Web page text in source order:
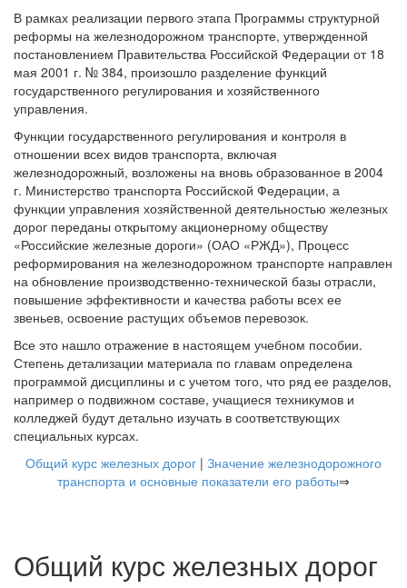
В рамках реализации первого этапа Программы структурной
реформы на железнодорожном транспорте, утвержденной
постановлением Правительства Российской Федерации от 18
мая 2001 г. № 384, произошло разделение функций
государственного регулирования и хозяйственного
управления.
Функции государственного регулирования и контроля в
отношении всех видов транспорта, включая
железнодорожный, возложены на вновь образованное в 2004
г. Министерство транспорта Российской Федерации, а
функции управления хозяйственной деятельностью железных
дорог переданы открытому акционерному обществу
«Российские железные дороги» (ОАО «РЖД»), Процесс
реформирования на железнодорожном транспорте направлен
на обновление производственно-технической базы отрасли,
повышение эффективности и качества работы всех ее
звеньев, освоение растущих объемов перевозок.
Все это нашло отражение в настоящем учебном пособии.
Степень детализации материала по главам определена
программой дисциплины и с учетом того, что ряд ее разделов,
например о подвижном составе, учащиеся техникумов и
колледжей будут детально изучать в соответствующих
специальных курсах.
Общий курс железных дорог | Значение железнодорожного
транспорта и основные показатели его работы⇒
Общий курс железных дорог